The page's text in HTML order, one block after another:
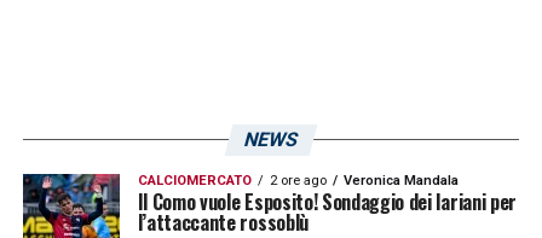
NEWS
CALCIOMERCATO 2 ore ago Veronica Mandala
Il Como vuole Esposito! Sondaggio dei lariani per
l’attaccante rossoblù